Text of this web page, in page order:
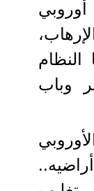
أوروبي
النظام
وباب